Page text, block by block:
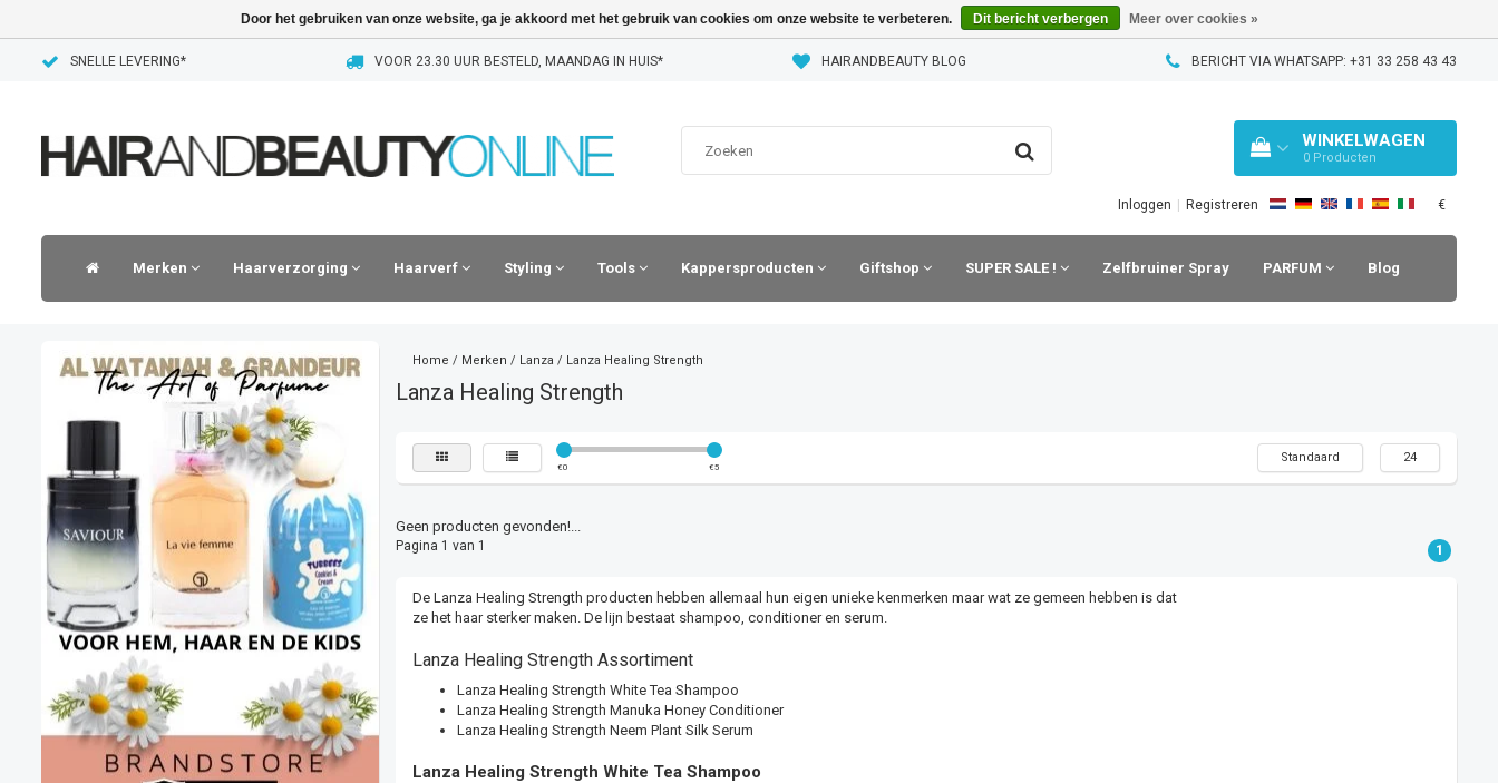
SNELLE LEVERING* VOOR 23.30 UUR BESTELD, MAANDAG IN HUIS* HAIRANDBEAUTY BLOG BERICHT VIA WHATSAPP: +31 33 258 43 43
WINKELWAGEN
0 Producten
Inloggen Registreren €
Merken Haarverzorging Haarverf Styling Tools Kappersproducten Giftshop SUPER SALE ! Zelfbruiner Spray PARFUM Blog
Home / Merken / Lanza / Lanza Healing Strength
Lanza Healing Strength
€0 €5
Standaard 24
Geen producten gevonden!...
Pagina 1 van 1 1
De Lanza Healing Strength producten hebben allemaal hun eigen unieke kenmerken maar wat ze gemeen hebben is dat
ze het haar sterker maken. De lijn bestaat shampoo, conditioner en serum.
Lanza Healing Strength Assortiment
Lanza Healing Strength White Tea Shampoo
Lanza Healing Strength Manuka Honey Conditioner
Lanza Healing Strength Neem Plant Silk Serum
Lanza Healing Strength White Tea Shampoo
Door het gebruiken van onze website, ga je akkoord met het gebruik van cookies om onze website te verbeteren. Dit bericht verbergen Meer over cookies »